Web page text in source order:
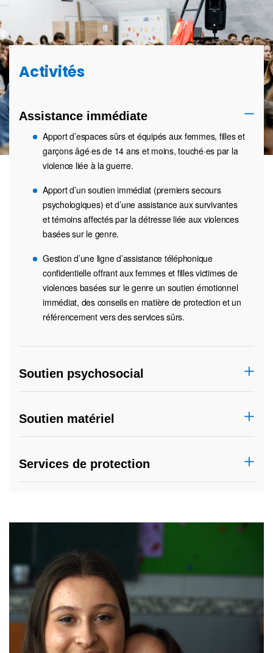
Activités
Assistance immédiate
Apport d’espaces sûrs et équipés aux femmes, filles et
garçons âgé·es de 14 ans et moins, touché·es par la
violence liée à la guerre.
Apport d’un soutien immédiat (premiers secours
psychologiques) et d’une assistance aux survivantes
et témoins affectés par la détresse liée aux violences
basées sur le genre.
Gestion d’une ligne d’assistance téléphonique
confidentielle offrant aux femmes et filles victimes de
violences basées sur le genre un soutien émotionnel
immédiat, des conseils en matière de protection et un
référencement vers des services sûrs.
Soutien psychosocial
Soutien matériel
Services de protection